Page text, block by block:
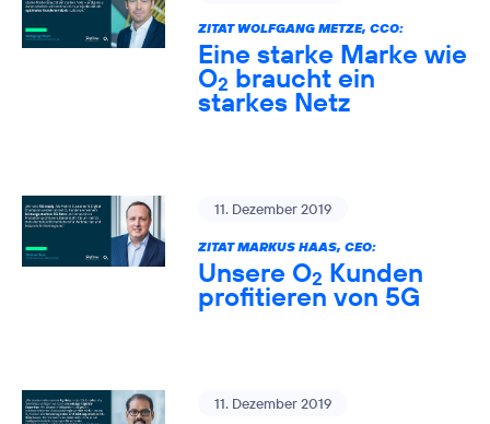
ZITAT WOLFGANG METZE, CCO:
Eine starke Marke wie
O2 braucht ein
starkes Netz
11. Dezember 2019
ZITAT MARKUS HAAS, CEO:
Unsere O2 Kunden
profitieren von 5G
11. Dezember 2019